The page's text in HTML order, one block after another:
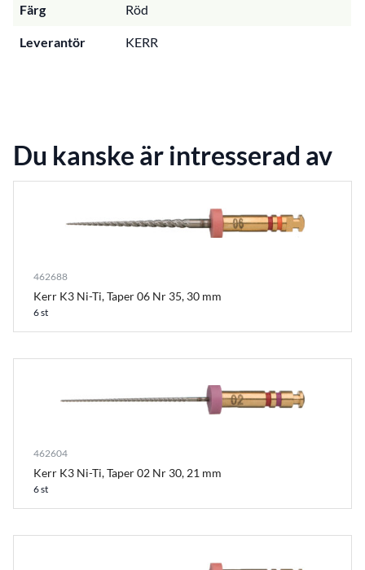
Färg Röd
Leverantör KERR
Du kanske är intresserad av
462688
Kerr K3 Ni-Ti, Taper 06 Nr 35, 30 mm
6 st
462604
Kerr K3 Ni-Ti, Taper 02 Nr 30, 21 mm
6 st